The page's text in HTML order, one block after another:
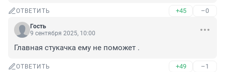
ОТВЕТИТЬ +45 –0
Гость
9 сентября 2025, 10:00
Главная стукачка ему не поможет .
ОТВЕТИТЬ +49 –1